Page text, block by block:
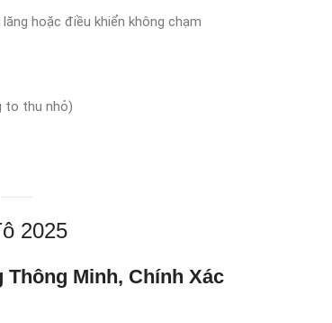
hoặc điều khiển không chạm
to thu nhỏ)
2025
Minh, Chính Xác